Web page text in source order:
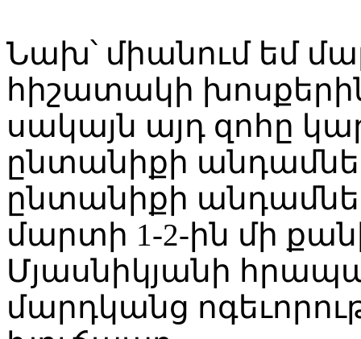
Նախ՝ միանում եմ
հիշատակի
սակայն այդ զոհը
ընտանիքի
ընտանիքի
մարտի 1-2-ին մի
Մյասնիկյանի
մարդկանց